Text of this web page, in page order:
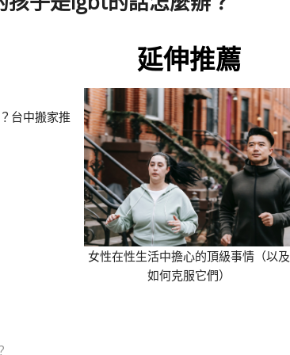
延伸推薦
台中搬家推
女性在性生活中擔心的頂級事情（以及
如何克服它們）